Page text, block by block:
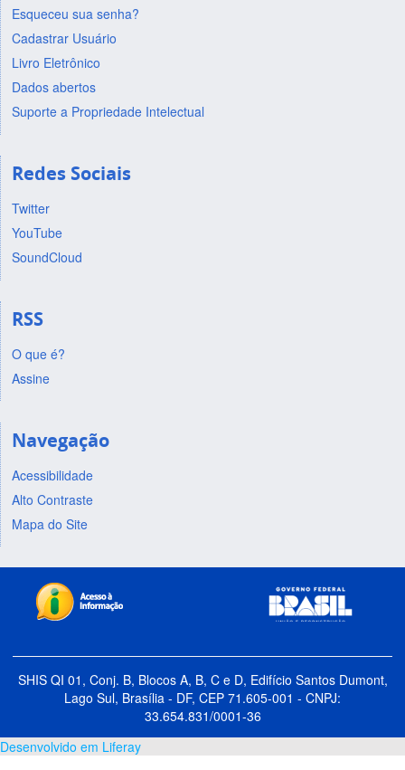
Esqueceu sua senha?
Cadastrar Usuário
Livro Eletrônico
Dados abertos
Suporte a Propriedade Intelectual
Redes Sociais
Twitter
YouTube
SoundCloud
RSS
O que é?
Assine
Navegação
Acessibilidade
Alto Contraste
Mapa do Site
SHIS QI 01, Conj. B, Blocos A, B, C e D, Edifício Santos Dumont,
Lago Sul, Brasília - DF, CEP 71.605-001 - CNPJ:
33.654.831/0001-36
Desenvolvido em Liferay